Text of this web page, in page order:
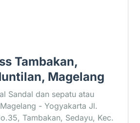
Tambakan,
Magelang
Sandal dan sepatu atau
- Yogyakarta Jl.
Tambakan, Sedayu, Kec.